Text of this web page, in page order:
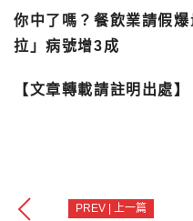
你中了嗎？餐飲業請假
拉」病號增3成
【文章轉載請註明出處】
PREV | 上一篇